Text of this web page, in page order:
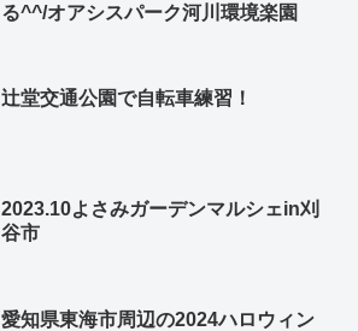
る^^/オアシスパーク河川環境楽園
辻堂交通公園で自転車練習！
2023.10よさみガーデンマルシェin刈
谷市
愛知県東海市周辺の2024ハロウィン